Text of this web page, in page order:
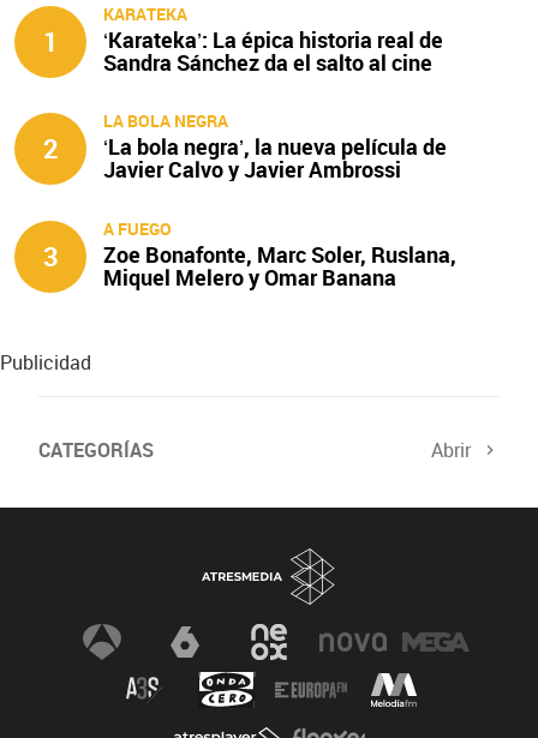
1
KARATEKA
‘Karateka’: La épica historia real de
Sandra Sánchez da el salto al cine
2
LA BOLA NEGRA
‘La bola negra’, la nueva película de
Javier Calvo y Javier Ambrossi
3
A FUEGO
Zoe Bonafonte, Marc Soler, Ruslana,
Miquel Melero y Omar Banana
protagonizan ‘A fuego’
Publicidad
CATEGORÍAS Abrir